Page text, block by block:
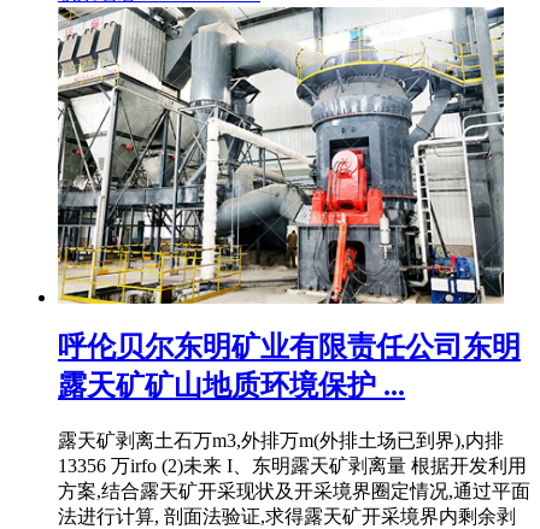
呼伦贝尔东明矿业有限责任公司东明
露天矿矿山地质环境保护 ...
露天矿剥离土石万m3,外排万m(外排土场已到界),内排
13356 万irfo (2)未来 I、东明露天矿剥离量 根据开发利用
方案,结合露天矿开采现状及开采境界圈定情况,通过平面
法进行计算, 剖面法验证,求得露天矿开采境界内剩余剥